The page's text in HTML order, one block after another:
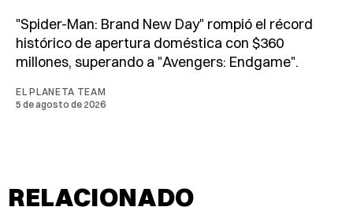
"Spider-Man: Brand New Day" rompió el récord
histórico de apertura doméstica con $360
millones, superando a "Avengers: Endgame".
EL PLANETA TEAM
5 de agosto de 2026
RELACIONADO